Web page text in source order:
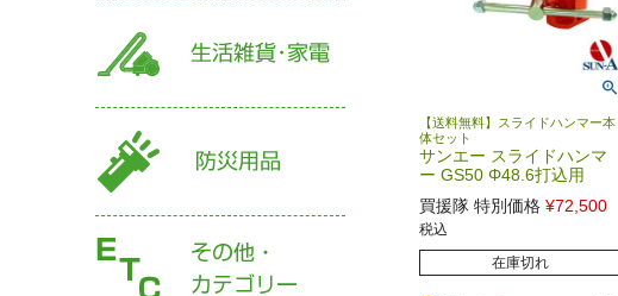
【送料無料】スライドハンマー本
体セット
サンエー スライドハンマ
ー GS50 Φ48.6打込用
買援隊 特別価格 ¥72,500
税込
在庫切れ